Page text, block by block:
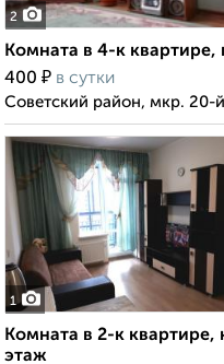
2
Комната в 4-к квартире,
400 ₽ в сутки
Советский район, мкр. 20-
1
Комната в 2-к квартире,
этаж